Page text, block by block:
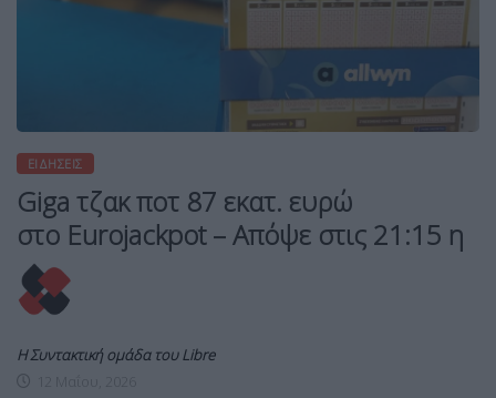
ΕΙΔΉΣΕΙΣ
Giga τζακ ποτ 87 εκατ. ευρώ
στο Eurojackpot – Απόψε στις 21:15 η
Η Συντακτική ομάδα του Libre